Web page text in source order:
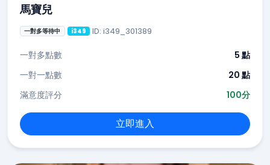
馬寶兒
一對多等待中 i349 ID: i349_301389
一對多點數
5 點
一對一點數
20 點
滿意度評分
100分
立即進入